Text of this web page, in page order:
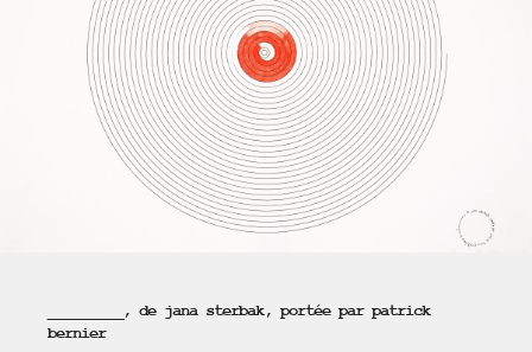
_________, de jana sterbak, portée par patrick
bernier